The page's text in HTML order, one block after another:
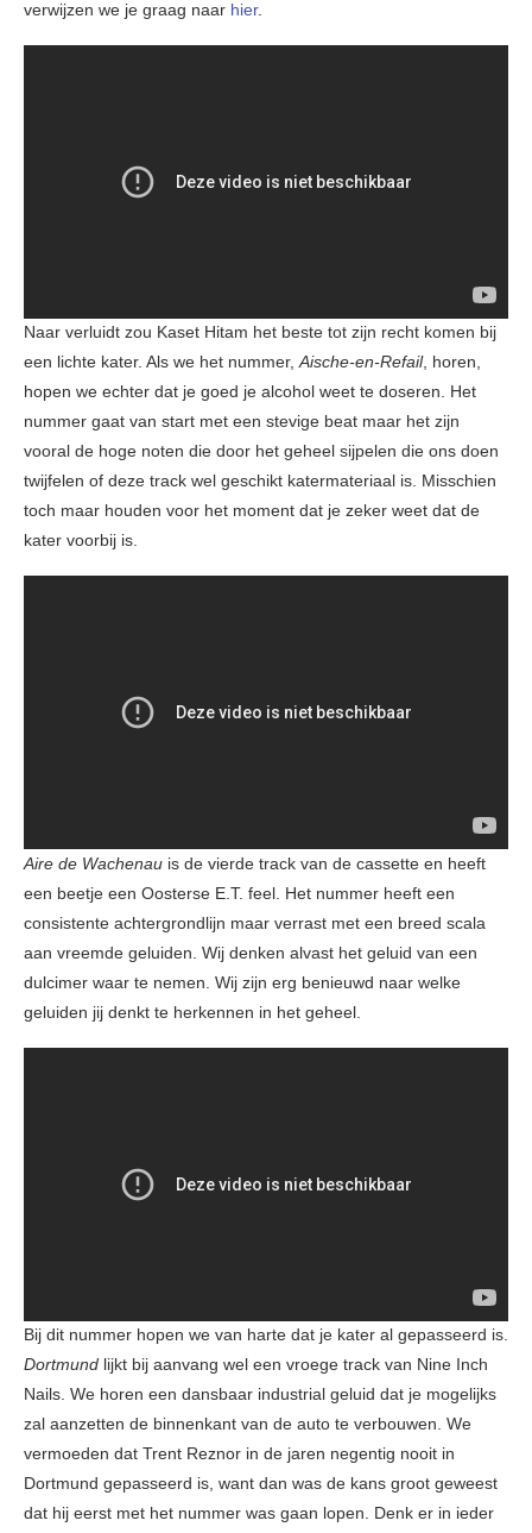
verwijzen we je graag naar hier.
Naar verluidt zou Kaset Hitam het beste tot zijn recht komen bij
een lichte kater. Als we het nummer,Aische-en-Refail, horen,
hopen we echter dat je goed je alcohol weet te doseren. Het
nummer gaat van start met een stevige beat maar het zijn
vooral de hoge noten die door het geheel sijpelen die ons doen
twijfelen of deze track wel geschikt katermateriaal is. Misschien
toch maar houden voor het moment dat je zeker weet dat de
kater voorbij is.
Aire de Wachenau is de vierde track van de cassette en heeft
een beetje een Oosterse E.T. feel. Het nummer heeft een
consistente achtergrondlijn maar verrast met een breed scala
aan vreemde geluiden. Wij denken alvast het geluid van een
dulcimer waar te nemen. Wij zijn erg benieuwd naar welke
geluiden jij denkt te herkennen in het geheel.
Bij dit nummer hopen we van harte dat je kater al gepasseerd is.
Dortmund lijkt bij aanvang wel een vroege track van Nine Inch
Nails. We horen een dansbaar industrial geluid dat je mogelijks
zal aanzetten de binnenkant van de auto te verbouwen. We
vermoeden dat Trent Reznor in de jaren negentig nooit in
Dortmund gepasseerd is, want dan was de kans groot geweest
dat hij eerst met het nummer was gaan lopen. Denk er in ieder